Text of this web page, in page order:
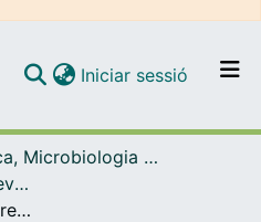
Navega per tot el DD
Iniciar sessió (current)
Genètica, Microbiologia i Estadística
Articles publicats en revistes (Genètica, Microbiologia i Estadística)
Biotecnologia per a la recuperació sostenible de sòls contaminats